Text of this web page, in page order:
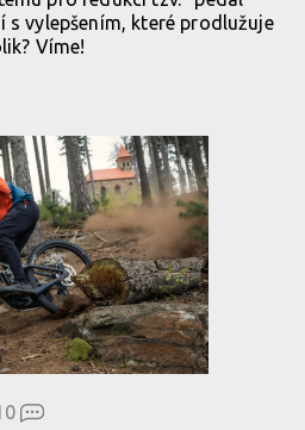
s vylepšením, které prodlužuje
Víme!